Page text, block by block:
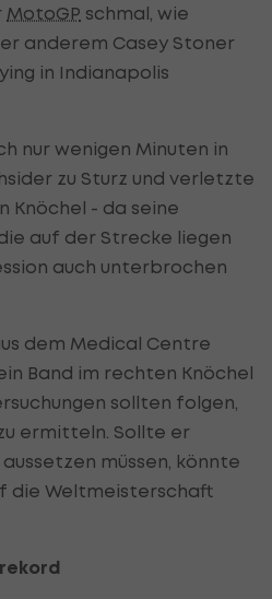
MotoGP schmal, wie
anderem Casey Stoner
in Indianapolis
nur wenigen Minuten in
zu Sturz und verletzte
Knöchel - da seine
auf der Strecke liegen
auch unterbrochen
dem Medical Centre
Band im rechten Knöchel
sollten folgen,
ermitteln. Sollte er
müssen, könnte
die Weltmeisterschaft